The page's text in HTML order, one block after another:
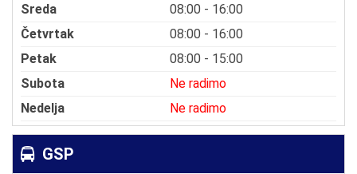
Sreda
08:00 - 16:00
Četvrtak
08:00 - 16:00
Petak
08:00 - 15:00
Subota
Ne radimo
Nedelja
Ne radimo
GSP